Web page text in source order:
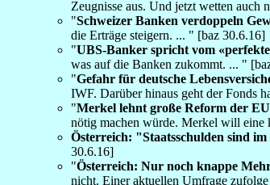
Zeugnisse aus. Und jetzt wetten
"Schweizer Banken verdoppeln
die Erträge steigern. ... " [baz 30.6.16]
"UBS-Banker spricht vom
was auf die Banken zukommt. ... "
"Gefahr für deutsche
IWF. Darüber hinaus geht der Fonds
"Merkel lehnt große Reform der
nötig machen würde. Merkel will
Österreich: "Staatsschulden sind
30.6.16]
"Österreich: Nur noch knappe
nicht. Einer aktuellen Umfrage